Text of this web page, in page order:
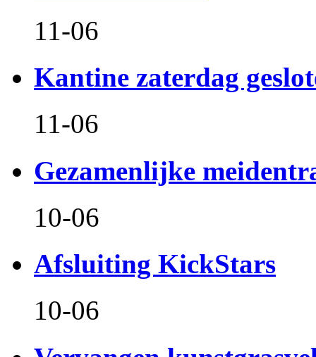
11-06
Kantine zaterdag
11-06
Gezamenlijke
10-06
Afsluiting KickStars
10-06